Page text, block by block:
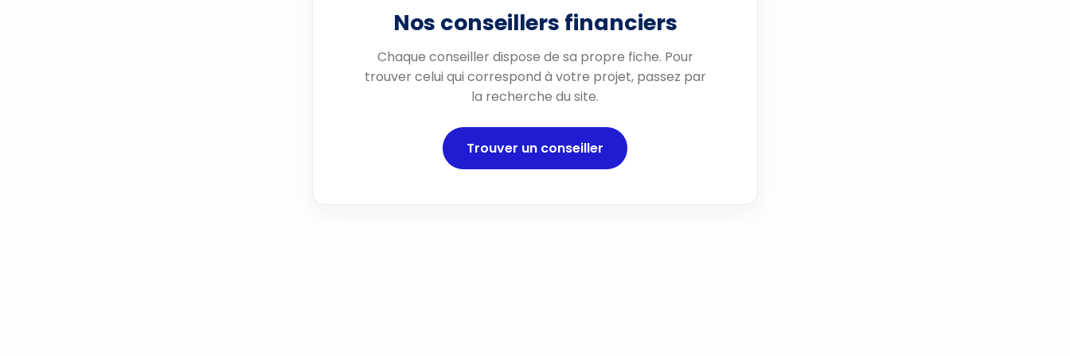
Nos conseillers financiers
Chaque conseiller dispose de sa propre fiche. Pour
trouver celui qui correspond à votre projet, passez par
la recherche du site.
Trouver un conseiller